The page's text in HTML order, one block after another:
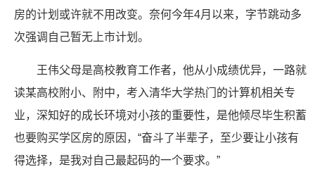
房的计划或许就不用改变。奈何今年4月以来，字节跳动多
次强调自己暂无上市计划。
王伟父母是高校教育工作者，他从小成绩优异，一路就
读某高校附小、附中，考入清华大学热门的计算机相关专
业，深知好的成长环境对小孩的重要性，是他倾尽毕生积蓄
也要购买学区房的原因，“奋斗了半辈子，至少要让小孩有
得选择，是我对自己最起码的一个要求。”